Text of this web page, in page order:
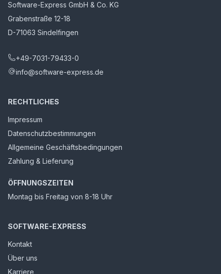
Software-Express GmbH & Co. KG
Grabenstraße 12-18
D-71063 Sindelfingen
+49-7031-79433-0
info@software-express.de
RECHTLICHES
Impressum
Datenschutzbestimmungen
Allgemeine Geschäftsbedingungen
Zahlung & Lieferung
ÖFFNUNGSZEITEN
Montag bis Freitag von 8-18 Uhr
SOFTWARE-EXPRESS
Kontakt
Über uns
Karriere